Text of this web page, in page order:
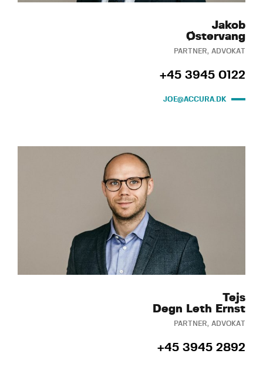
Jakob
Østervang
PARTNER, ADVOKAT
+45 3945 0122
JOE@ACCURA.DK
Tejs
Degn Leth Ernst
PARTNER, ADVOKAT
+45 3945 2892